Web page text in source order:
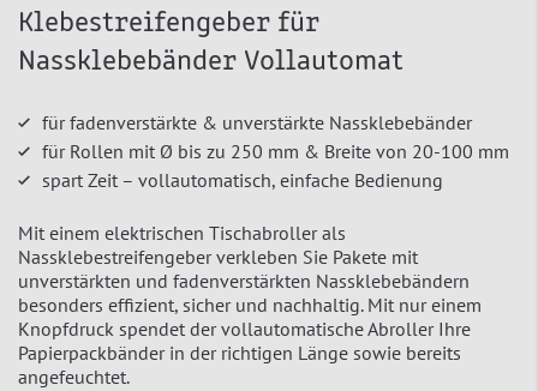
Klebestreifengeber für
Nassklebebänder Vollautomat
für fadenverstärkte & unverstärkte Nassklebebänder
für Rollen mit Ø bis zu 250 mm & Breite von 20-100 mm
spart Zeit – vollautomatisch, einfache Bedienung
Mit einem elektrischen Tischabroller als
Nassklebestreifengeber verkleben Sie Pakete mit
unverstärkten und fadenverstärkten Nassklebebändern
besonders effizient, sicher und nachhaltig. Mit nur einem
Knopfdruck spendet der vollautomatische Abroller Ihre
Papierpackbänder in der richtigen Länge sowie bereits
angefeuchtet.